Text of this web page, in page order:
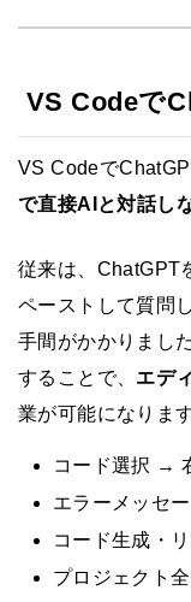
VS Codeで
VS Codeで
で直接AIと対話し
従来は、ChatGPT
ペーストして質問
手間がかかりまし
することで、 エデ
業が可能になりま
コード選択 →
エラーメッセ
コード生成・
プロジェクト